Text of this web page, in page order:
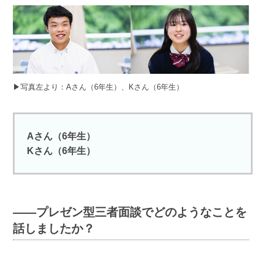
▶︎写真左より：Aさん（6年生）、Kさん（6年生）
Aさん（6年生）
Kさん（6年生）
――プレゼン型三者面談でどのようなことを
話しましたか？